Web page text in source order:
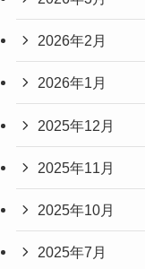
2026年2月
2026年1月
2025年12月
2025年11月
2025年10月
2025年7月